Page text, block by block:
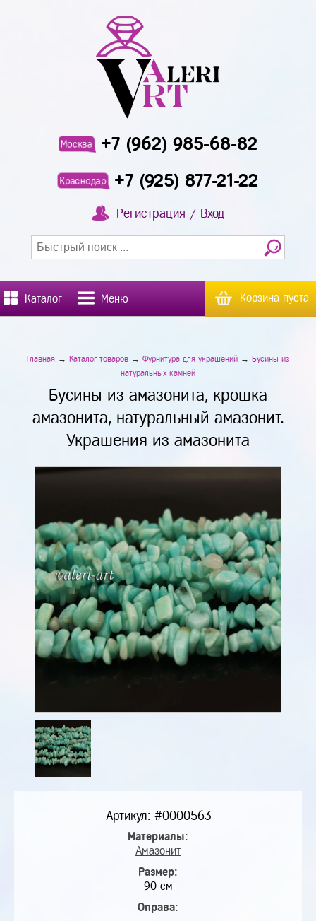
Москва +7 (962) 985-68-82
Краснодар +7 (925) 877-21-22
Регистрация / Вход
Каталог Меню Корзина пуста
Главная → Каталог товаров → Фурнитура для украшений → Бусины из
натуральных камней
Бусины из амазонита, крошка
амазонита, натуральный амазонит.
Украшения из амазонита
Артикул: #0000563
Материалы:
Амазонит
Размер:
90 см
Оправа: